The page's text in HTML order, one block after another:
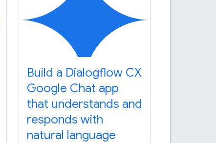
Build a Dialogflow CX
Google Chat app
that understands and
responds with
natural language